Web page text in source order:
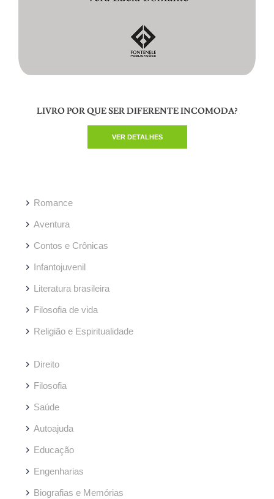
LIVRO POR QUE SER DIFERENTE INCOMODA?
VER DETALHES
Romance
Aventura
Contos e Crônicas
Infantojuvenil
Literatura brasileira
Filosofia de vida
Religião e Espiritualidade
Direito
Filosofia
Saúde
Autoajuda
Educação
Engenharias
Biografias e Memórias